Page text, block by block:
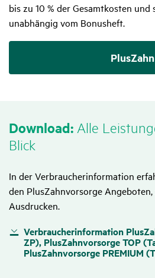
bis zu 10 % der Gesamtkosten
unabhängig vom Bonusheft.
PlusZahn
Down­load: Alle
Blick
In der Verbraucherinformation
den PlusZahnvorsorge
Ausdrucken.
Verbraucherinformation
ZP), PlusZahnvorsorge TOP
PlusZahnvorsorge PREMIUM